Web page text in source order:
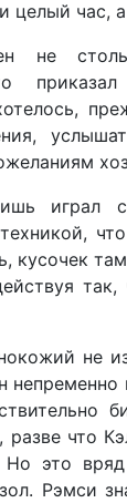
целый час,
не
играл
кусочек
не
непременно
разве что
Но это
Рэмси